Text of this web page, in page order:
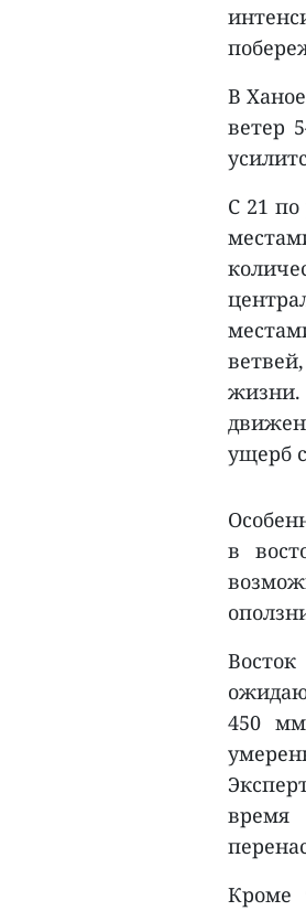
В
ветер
С 21
жизни.
ущерб
в
450
Кроме